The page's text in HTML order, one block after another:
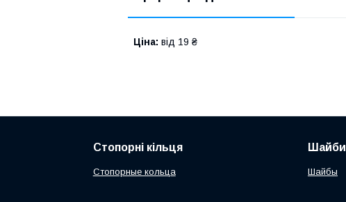
Ціна: від 19 ₴
Стопорні кільця
Стопорные кольца
Шайби
Шайбы